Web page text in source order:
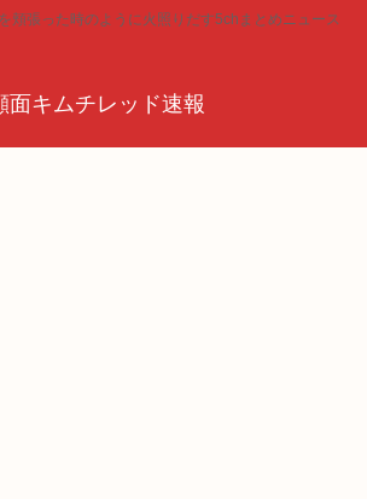
頬張った時のように火照りだす5chまとめニュース
面キムチレッド速報